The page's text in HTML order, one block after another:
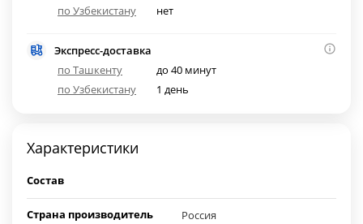
по Узбекистану
нет
Экспресс-доставка
по Ташкенту
до 40 минут
по Узбекистану
1 день
Характеристики
Состав
Страна производитель Россия